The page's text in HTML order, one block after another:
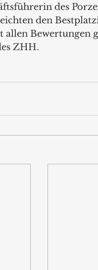
des
den
allen Bewertungen
ZHH.